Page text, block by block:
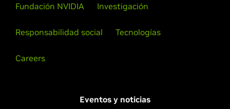
Fundación NVIDIA Investigación
Responsabilidad social Tecnologías
Careers
Eventos y noticias